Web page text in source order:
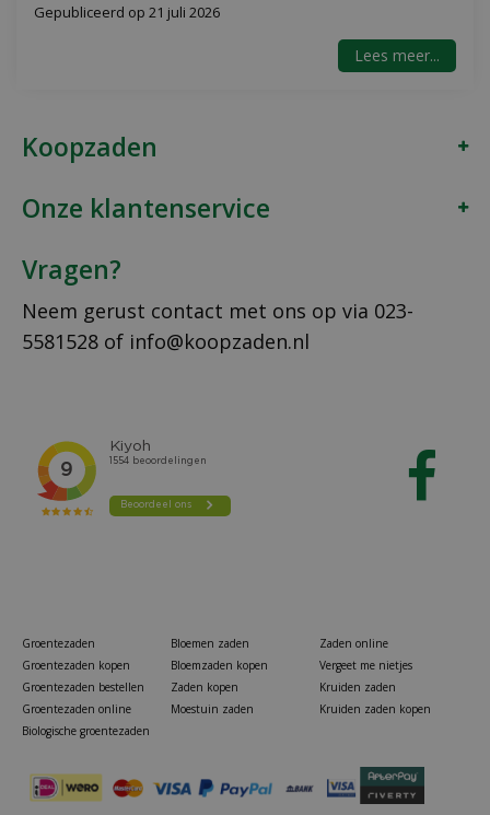
Gepubliceerd op 21 juli 2026
Lees meer...
Koopzaden
Onze klantenservice
Vragen?
Neem gerust contact met ons op via 023-
5581528 of info@koopzaden.nl
Groentezaden
Groentezaden kopen
Groentezaden bestellen
Groentezaden online
Biologische groentezaden
Bloemen zaden
Bloemzaden kopen
Zaden kopen
Moestuin zaden
Zaden online
Vergeet me nietjes
Kruiden zaden
Kruiden zaden kopen